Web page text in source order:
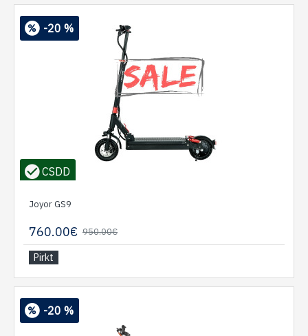
CSDD
-20 %
Joyor GS9
760.00€ 950.00€
Pirkt
-20 %